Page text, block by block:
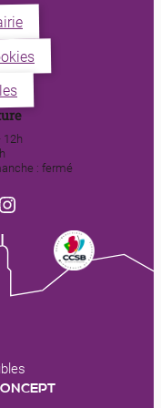
12h
: fermé
Instagram